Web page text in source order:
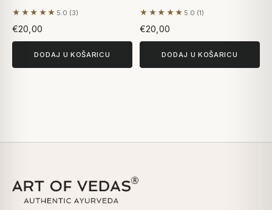
★★★★★ 5.0 (3)
Na temelju 3 recenzija
€20,00
DODAJ U KOŠARICU
★★★★★ 5.0 (1)
Na temelju 1 recenzije
€20,00
DODAJ U KOŠARICU